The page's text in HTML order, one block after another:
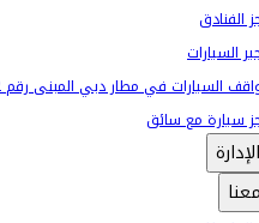
الفنادق
السيارات
السيارات في مطار دبي المبنى رقم 2
سيارة مع سائق